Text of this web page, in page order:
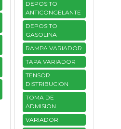
DEPOSITO
ANTICONGELANTE
DEPOSITO
GASOLINA
RAMPA VARIADOR
TAPA VARIADOR
TENSOR
DISTRIBUCION
TOMA DE
ADMISION
VARIADOR